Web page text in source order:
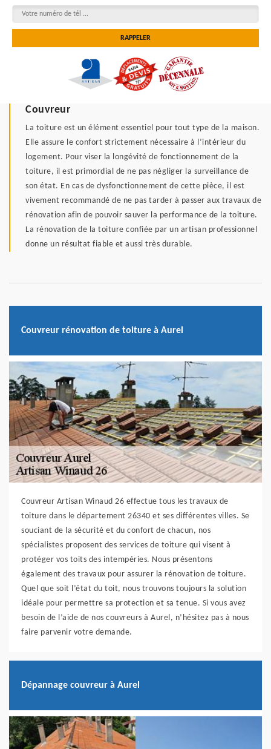
Couvreur
La toiture est un élément essentiel pour tout type de la maison.
Elle assure le confort strictement nécessaire à l’intérieur du
logement. Pour viser la longévité de fonctionnement de la
toiture, il est primordial de ne pas négliger la surveillance de
son état. En cas de dysfonctionnement de cette pièce, il est
vivement recommandé de ne pas tarder à passer aux travaux de
rénovation afin de pouvoir sauver la performance de la toiture.
La rénovation de la toiture confiée par un artisan professionnel
donne un résultat fiable et aussi très durable.
Couvreur rénovation de toiture à Aurel
Couvreur Artisan Winaud 26 effectue tous les travaux de
toiture dans le département 26340 et ses différentes villes. Se
souciant de la sécurité et du confort de chacun, nos
spécialistes proposent des services de toiture qui visent à
protéger vos toits des intempéries. Nous présentons
également des travaux pour assurer la rénovation de toiture.
Quel que soit l’état du toit, nous trouvons toujours la solution
idéale pour permettre sa protection et sa tenue. Si vous avez
besoin de l’aide de nos couvreurs à Aurel, n’hésitez pas à nous
faire parvenir votre demande.
Dépannage couvreur à Aurel